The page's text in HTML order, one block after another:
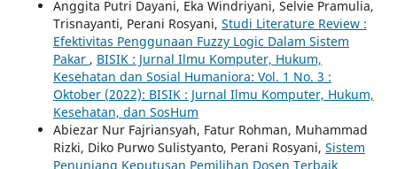
Anggita Putri Dayani, Eka Windriyani, Selvie Pramulia,
Trisnayanti, Perani Rosyani, Studi Literature Review :
Efektivitas Penggunaan Fuzzy Logic Dalam Sistem
Pakar , BISIK : Jurnal Ilmu Komputer, Hukum,
Kesehatan dan Sosial Humaniora: Vol. 1 No. 3 :
Oktober (2022): BISIK : Jurnal Ilmu Komputer, Hukum,
Kesehatan, dan SosHum
Abiezar Nur Fajriansyah, Fatur Rohman, Muhammad
Rizki, Diko Purwo Sulistyanto, Perani Rosyani, Sistem
Penunjang Keputusan Pemilihan Dosen Terbaik